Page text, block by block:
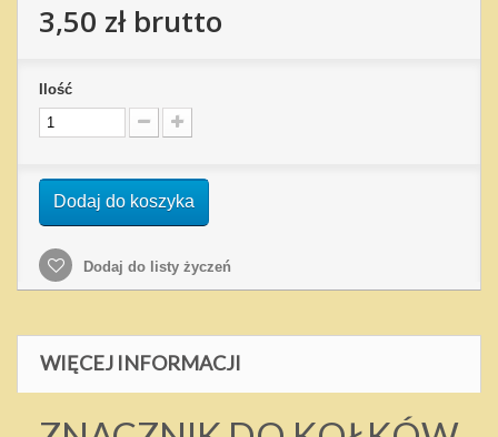
3,50 złbrutto
Ilość
Dodaj do koszyka
Dodaj do listy życzeń
WIĘCEJ INFORMACJI